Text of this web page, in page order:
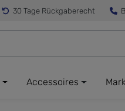
30 Tage Rückgaberecht
Accessoires